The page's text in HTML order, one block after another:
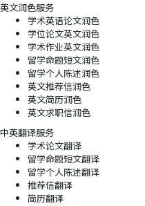
英文润色服务
学术英语论文润色
学位论文英文润色
学术作业英文润色
留学命题短文润色
留学个人陈述润色
英文推荐信润色
英文简历润色
英文求职信润色
中英翻译服务
学术论文翻译
留学命题短文翻译
留学个人陈述翻译
推荐信翻译
简历翻译